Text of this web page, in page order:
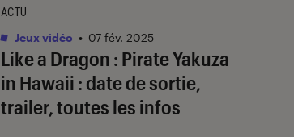
Like a Dragon : Pirate Yakuza
in Hawaii : date de sortie,
trailer, toutes les infos
ACTU
Jeux vidéo • 07 fév. 2025